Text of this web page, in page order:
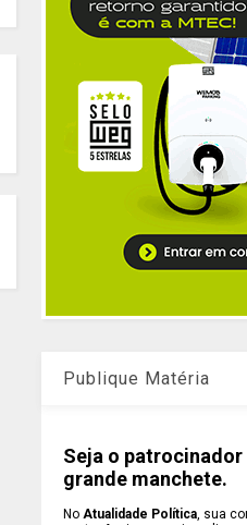
Publique Matéria
Seja o patrocinador
grande manchete.
NoAtualidade Política, sua